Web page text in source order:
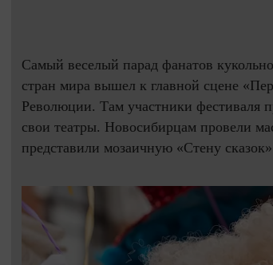
Самый веселый парад фанатов
стран мира вышел к главной сцене
Революции. Там участники фестиваля
свои театры. Новосибирцам провели
представили мозаичную «Стену